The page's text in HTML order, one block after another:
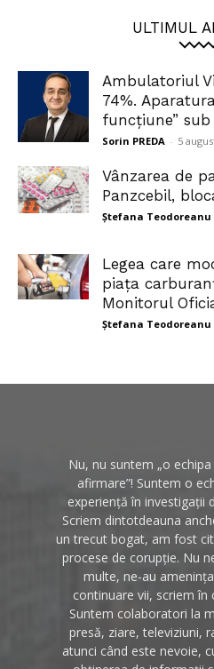
ULTIMUL
Ambulatoriul
74%.
funcțiune”
Sorin PREDA - 5
Vânzarea de
Panzcebil,
Ștefana Teodoreanu
Legea care
piața
Monitorul
Ștefana Teodoreanu
Nu, nu suntem „o
afirmare”! Suntem o
experiență în investigații
Scriem dintotdeauna
un trecut bogat, am fost
procese de corupție. Nu
multe, ne-au
continuare vii, scriem în
Suntem colaboratori la
presă, ziare, televiziuni,
atunci când este nevoie,